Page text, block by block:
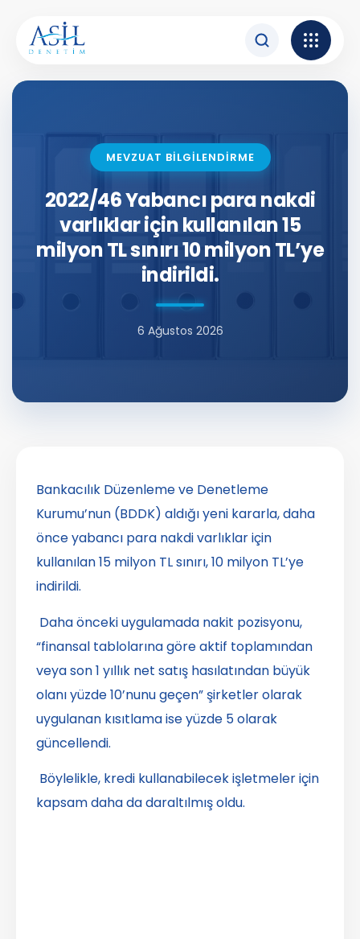
MEVZUAT BİLGİLENDİRME
2022/46 Yabancı para nakdi
varlıklar için kullanılan 15
milyon TL sınırı 10 milyon TL’ye
indirildi.
6 Ağustos 2026
Bankacılık Düzenleme ve Denetleme
Kurumu’nun (BDDK) aldığı yeni kararla, daha
önce yabancı para nakdi varlıklar için
kullanılan 15 milyon TL sınırı, 10 milyon TL’ye
indirildi.
Daha önceki uygulamada nakit pozisyonu,
“finansal tablolarına göre aktif toplamından
veya son 1 yıllık net satış hasılatından büyük
olanı yüzde 10’nunu geçen” şirketler olarak
uygulanan kısıtlama ise yüzde 5 olarak
güncellendi.
Böylelikle, kredi kullanabilecek işletmeler için
kapsam daha da daraltılmış oldu.